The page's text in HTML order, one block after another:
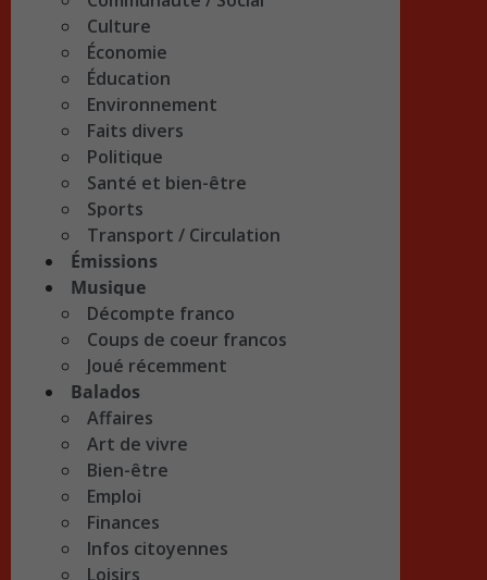
Culture
Économie
Éducation
Environnement
Faits divers
Politique
Santé et bien-être
Sports
Transport / Circulation
Émissions
Musique
Décompte franco
Coups de coeur francos
Joué récemment
Balados
Affaires
Art de vivre
Bien-être
Emploi
Finances
Infos citoyennes
Loisirs